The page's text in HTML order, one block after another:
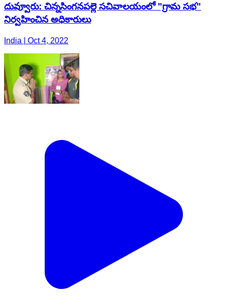
దువ్వూరు: చిన్నసింగనపల్లె సచివాలయంలో "గ్రామ సభ"
నిర్వహించిన అధికారులు
India | Oct 4, 2022